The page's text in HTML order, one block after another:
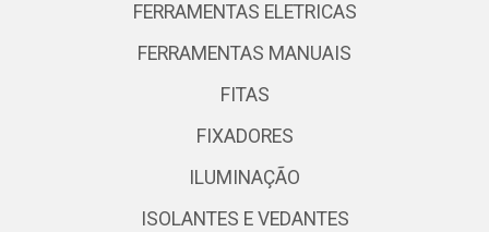
FERRAMENTAS ELETRICAS
FERRAMENTAS MANUAIS
FITAS
FIXADORES
ILUMINAÇÃO
ISOLANTES E VEDANTES